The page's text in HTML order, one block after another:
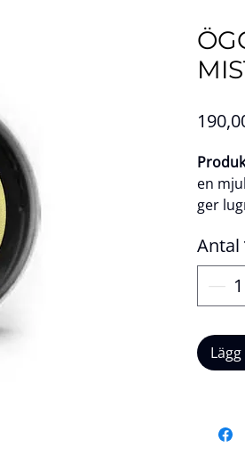
en
ger
som
till ett
Antal